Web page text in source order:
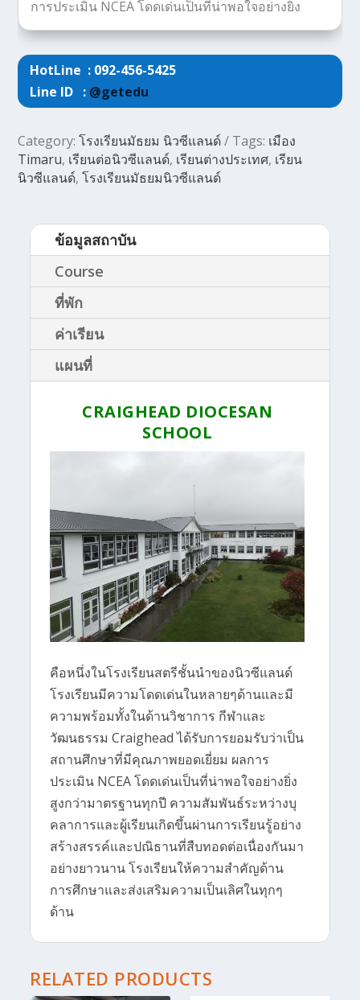
การประเมิน NCEA โดดเด่นเป็นที่น่าพอใจอย่างยิ่ง
HotLine : 092-456-5425
Line ID : @getedu
Category:โรงเรียนมัธยม นิวซีแลนด์ Tags: เมือง
Timaru, เรียนต่อนิวซีแลนด์, เรียนต่างประเทศ, เรียน
นิวซีแลนด์,โรงเรียนมัธยมนิวซีแลนด์
ข้อมูลสถาบัน
Course
ที่พัก
ค่าเรียน
แผนที่
CRAIGHEAD DIOCESAN
SCHOOL
คือหนึ่งในโรงเรียนสตรีชั้นนำของนิวซีแลนด์
โรงเรียนมีความโดดเด่นในหลายๆด้านและมี
ความพร้อมทั้งในด้านวิชาการ กีฬาและ
วัฒนธรรม Craighead ได้รับการยอมรับว่าเป็น
สถานศึกษาที่มีคุณภาพยอดเยี่ยม ผลการ
ประเมิน NCEA โดดเด่นเป็นที่น่าพอใจอย่างยิ่ง
สูงกว่ามาตรฐานทุกปี ความสัมพันธ์ระหว่างบุ
คลาการและผู้เรียนเกิดขึ้นผ่านการเรียนรู้อย่าง
สร้างสรรค์และปณิธานที่สืบทอดต่อเนื่องกันมา
อย่างยาวนาน โรงเรียนให้ความสำคัญด้าน
การศึกษาและส่งเสริมความเป็นเลิศในทุกๆ
ด้าน
RELATED PRODUCTS